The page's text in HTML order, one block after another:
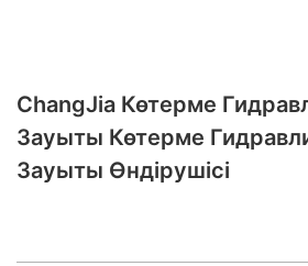
ChangJia Көтерме
Зауыты​ Көтерме
Зауыты​ Өндірушісі